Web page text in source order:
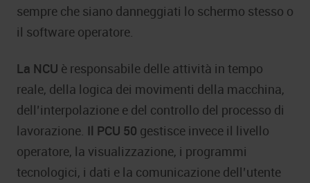
sempre che siano danneggiati lo schermo stesso o
il software operatore.
La NCU è responsabile delle attività in tempo
reale, della logica dei movimenti della macchina,
dell’interpolazione e del controllo del processo di
lavorazione. Il PCU 50 gestisce invece il livello
operatore, la visualizzazione, i programmi
tecnologici, i dati e la comunicazione dell’utente